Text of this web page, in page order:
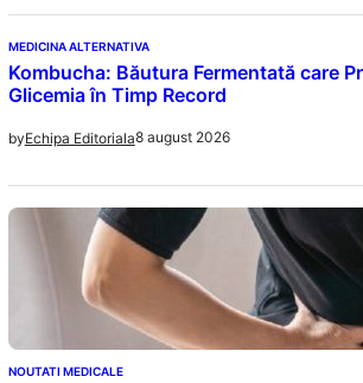
MEDICINA ALTERNATIVA
Kombucha: Băutura Fermentată care
Glicemia în Timp Record
byEchipa Editoriala8 august 2026
NOUTATI MEDICALE